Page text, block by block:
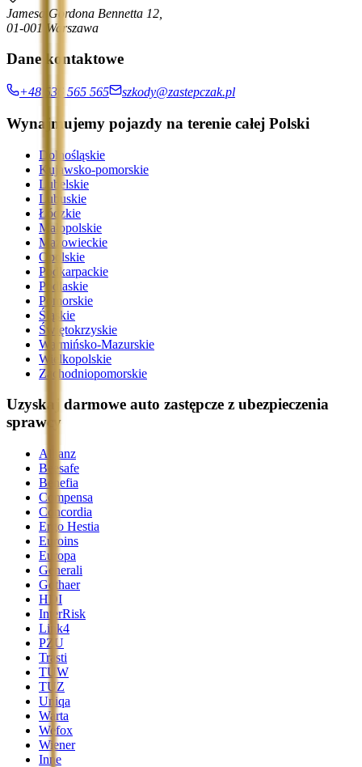
Jamesa Gordona Bennetta 12,
01-001 Warszawa
Dane kontaktowe
+48 536 565 565 szkody@zastepczak.pl
Wynajmujemy pojazdy na terenie całej Polski
Dolnośląskie
Kujawsko-pomorskie
Lubelskie
Lubuskie
Łódzkie
Małopolskie
Mazowieckie
Opolskie
Podkarpackie
Podlaskie
Pomorskie
Śląskie
Świętokrzyskie
Warmińsko-Mazurskie
Wielkopolskie
Zachodniopomorskie
Uzyskaj darmowe auto zastępcze z ubezpieczenia
sprawcy
Allianz
Beesafe
Benefia
Compensa
Concordia
Ergo Hestia
Euroins
Europa
Generali
Gothaer
HDI
InterRisk
Link4
PZU
Trasti
TUW
TUZ
Uniqa
Warta
Wefox
Wiener
Inne